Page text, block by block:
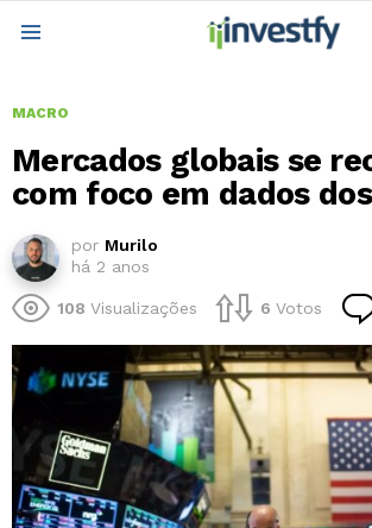
MACRO
Mercados globais se
com foco em dados
por Murilo
há 2 anos
108 Visualizações 6 Votos